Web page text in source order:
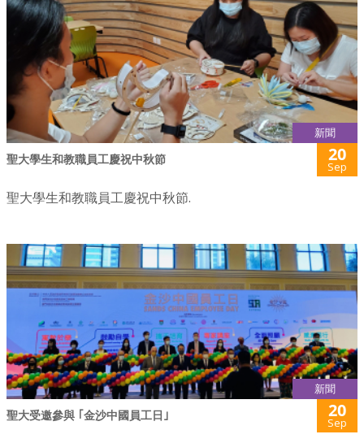
新聞
聖大學生和教職員工慶祝中秋節 20
Sep
聖大學生和教職員工慶祝中秋節.
新聞
聖大受邀參與 ｢金沙中國員工日｣ 20
Sep